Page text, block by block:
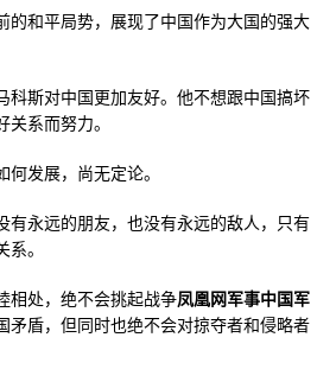
的和平局势，展现了中国作为大国的强大
科斯对中国更加友好。他不想跟中国搞坏
系而努力。
发展，尚无定论。
有永远的朋友，也没有永远的敌人，只有
。
相处，绝不会挑起战争凤凰网军事中国军
矛盾，但同时也绝不会对掠夺者和侵略者